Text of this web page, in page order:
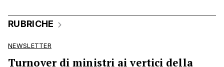
RUBRICHE
NEWSLETTER
Turnover di ministri ai vertici della